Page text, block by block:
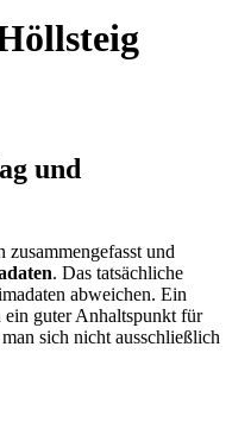
und
zusammengefasst und
. Das tatsächliche
abweichen. Ein
guter Anhaltspunkt für
sich nicht ausschließlich